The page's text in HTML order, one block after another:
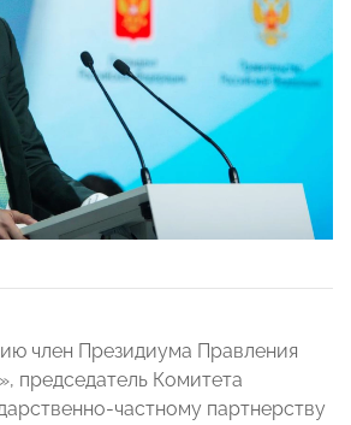
член Президиума Правления
Комитета
частному партнерству